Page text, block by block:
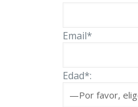
Email*
Edad*: